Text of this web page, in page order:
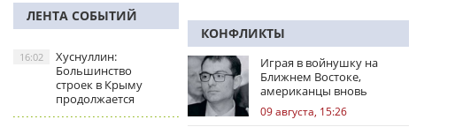
ЛЕНТА СОБЫТИЙ
Хуснуллин:
Большинство
строек в Крыму
продолжается
16:02
КОНФЛИКТЫ
Играя в войнушку на
Ближнем Востоке,
американцы вновь
облажались
09 августа, 15:26